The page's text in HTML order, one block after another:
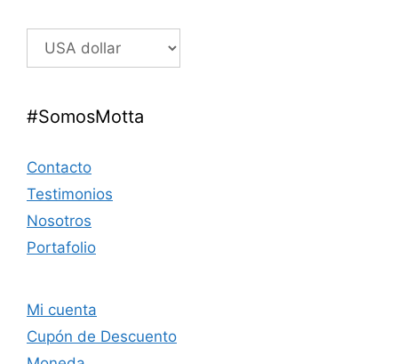
#SomosMotta
Contacto
Testimonios
Nosotros
Portafolio
Mi cuenta
Cupón de Descuento